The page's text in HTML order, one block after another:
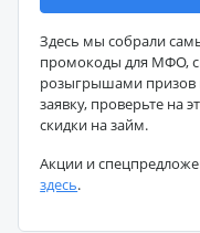
Здесь мы собрали
промокоды для МФО,
розыгрышами призов
заявку, проверьте на
скидки на займ.
Акции и
здесь.